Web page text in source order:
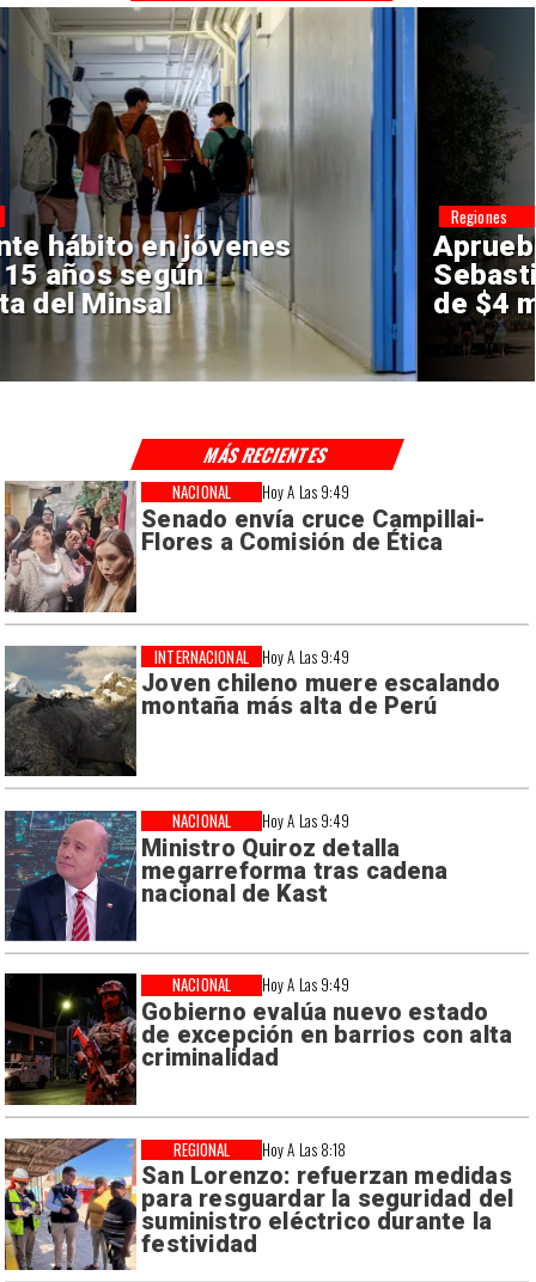
Aprueban creación del Parque
Sebastián Piñera con inversión
de $4 mil millones
Regiones
Hoy A Las 9:49
Senado envía cruce Campillai-
Flores a Comisión de Ética
NACIONAL
Hoy A Las 9:49
Joven chileno muere escalando
montaña más alta de Perú
INTERNACIONAL
Hoy A Las 9:49
Ministro Quiroz detalla
megarreforma tras cadena
nacional de Kast
NACIONAL
Hoy A Las 9:49
Gobierno evalúa nuevo estado
de excepción en barrios con alta
criminalidad
NACIONAL
Hoy A Las 8:18
San Lorenzo: refuerzan medidas
para resguardar la seguridad del
suministro eléctrico durante la
festividad
REGIONAL
MÁS RECIENTES